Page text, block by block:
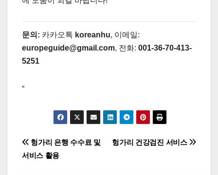
문의: 카카오톡 koreanhu, 이메일:
europeguide@gmail.com, 전화: 001-36-70-413-
5251
“
글
탐
헝가리 건강검진 서비스
헝가리 은행 수수료 및
서비스 활용